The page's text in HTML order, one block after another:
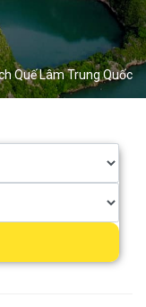
Quế Lâm Trung Quốc